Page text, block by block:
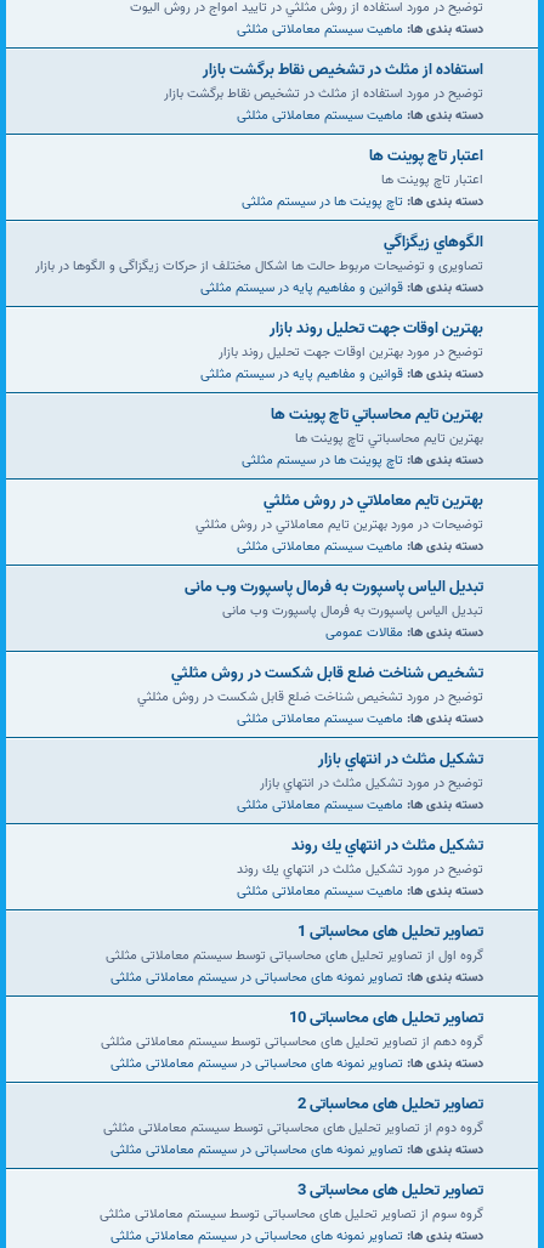
توضیح در مورد استفاده از روش مثلثي در تاييد امواج در روش اليوت
دسته بندی ها: ماهیت سیستم معاملاتی مثلثی
استفاده از مثلث در تشخيص نقاط برگشت بازار
توضیح در مورد استفاده از مثلث در تشخيص نقاط برگشت بازار
دسته بندی ها: ماهیت سیستم معاملاتی مثلثی
اعتبار تاچ پوينت ها
اعتبار تاچ پوينت ها
دسته بندی ها: تاچ پوینت ها در سیستم مثلثی
الگوهاي زيگزاگي
تصاویری و توضیحات مربوط حالت ها اشکال مختلف از حرکات زیگزاگی و الگوها در بازار
دسته بندی ها: قوانین و مفاهیم پایه در سیستم مثلثی
بهترين اوقات جهت تحليل روند بازار
توضیح در مورد بهترين اوقات جهت تحليل روند بازار
دسته بندی ها: قوانین و مفاهیم پایه در سیستم مثلثی
بهترين تايم محاسباتي تاچ پوينت ها
بهترين تايم محاسباتي تاچ پوينت ها
دسته بندی ها: تاچ پوینت ها در سیستم مثلثی
بهترين تايم معاملاتي در روش مثلثي
توضیحات در مورد بهترين تايم معاملاتي در روش مثلثي
دسته بندی ها: ماهیت سیستم معاملاتی مثلثی
تبدیل الیاس پاسپورت به فرمال پاسپورت وب مانی
تبدیل الیاس پاسپورت به فرمال پاسپورت وب مانی
دسته بندی ها: مقالات عمومی
تشخيص شناخت ضلع قابل شكست در روش مثلثي
توضیح در مورد تشخيص شناخت ضلع قابل شكست در روش مثلثي
دسته بندی ها: ماهیت سیستم معاملاتی مثلثی
تشكيل مثلث در انتهاي بازار
توضیح در مورد تشكيل مثلث در انتهاي بازار
دسته بندی ها: ماهیت سیستم معاملاتی مثلثی
تشكيل مثلث در انتهاي يك روند
توضیح در مورد تشكيل مثلث در انتهاي يك روند
دسته بندی ها: ماهیت سیستم معاملاتی مثلثی
تصاویر تحلیل های محاسباتی 1
گروه اول از تصاویر تحلیل های محاسباتی توسط سیستم معاملاتی مثلثی
دسته بندی ها: تصاویر نمونه های محاسباتی در سیستم معاملاتی مثلثی
تصاویر تحلیل های محاسباتی 10
گروه دهم از تصاویر تحلیل های محاسباتی توسط سیستم معاملاتی مثلثی
دسته بندی ها: تصاویر نمونه های محاسباتی در سیستم معاملاتی مثلثی
تصاویر تحلیل های محاسباتی 2
گروه دوم از تصاویر تحلیل های محاسباتی توسط سیستم معاملاتی مثلثی
دسته بندی ها: تصاویر نمونه های محاسباتی در سیستم معاملاتی مثلثی
تصاویر تحلیل های محاسباتی 3
گروه سوم از تصاویر تحلیل های محاسباتی توسط سیستم معاملاتی مثلثی
دسته بندی ها: تصاویر نمونه های محاسباتی در سیستم معاملاتی مثلثی